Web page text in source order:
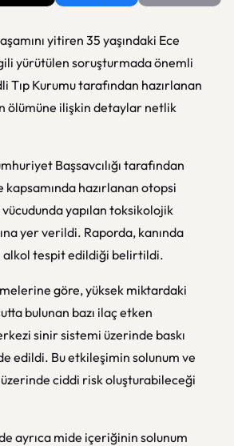
yitiren 35 yaşındaki Ece
yürütülen soruşturmada önemli
Tıp Kurumu tarafından hazırlanan
ölümüne ilişkin detaylar netlik
Başsavcılığı tarafından
hazırlanan otopsi
yapılan toksikolojik
yer verildi. Raporda, kanında
alkol tespit edildiği belirtildi.
göre, yüksek miktardaki
bulunan bazı ilaç etken
sinir sistemi üzerinde baskı
edildi. Bu etkileşimin solunum ve
ciddi risk oluşturabileceği
ayrıca mide içeriğinin solunum